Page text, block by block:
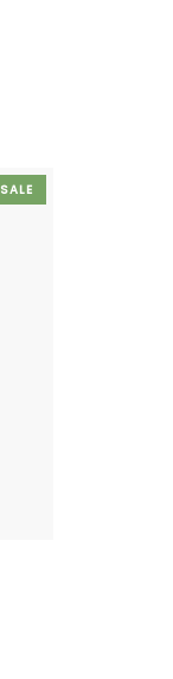
SALE